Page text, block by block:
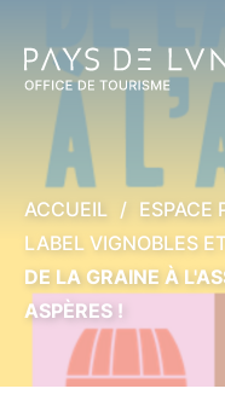
Aller à la recherche
ACCUEIL
ESPACE
LABEL VIGNOBLES
DE LA GRAINE À
ASPÈRES !